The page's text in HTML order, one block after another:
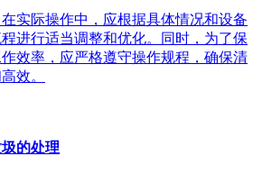
实际操作中，应根据具体情况和设备
进行适当调整和优化。同时，为了保
效率，应严格遵守操作规程，确保清
效。
的处理